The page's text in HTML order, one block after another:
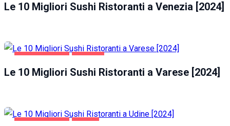
Le 10 Migliori Sushi Ristoranti a Venezia [2024]
Le 10 Migliori Sushi Ristoranti a Varese [2024]